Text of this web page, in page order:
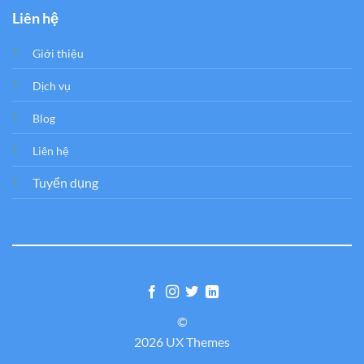
Liên hệ
Giới thiệu
Dịch vụ
Blog
Liên hệ
Tuyển dụng
©
2026 UX Themes